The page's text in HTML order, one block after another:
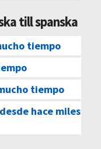
till spanska
tiempo
tiempo
desde hace miles